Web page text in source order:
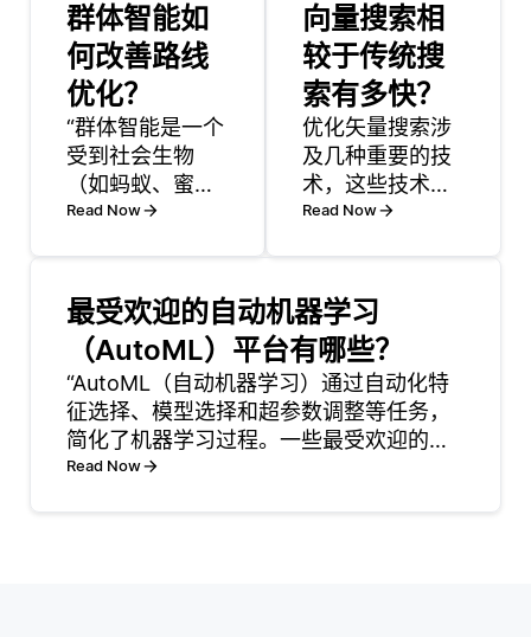
群体智能如
何改善路线
优化？
“群体智能是一个
受到社会生物
（如蚂蚁、蜜蜂
和鱼类）集体行
中个体代理之间
的互动和通讯来
改善路线优化。
群体智能并不依
赖单一算法来寻
找最佳路线，而
是使用多个代理
Read Now
向量搜索相
较于传统搜
索有多快？
优化矢量搜索涉
及几种重要的技
术，这些技术可
以提高检索语义
键方法是使用适
当的索引结构，
例如分层可导航
小世界 (HNSW)
算法，该算法有
助于有效地管理
Read Now
最受欢迎的自动机器学习
（AutoML）平台有哪些？
“AutoML（自动机器学习）通过自动化特
征选择、模型选择和超参数调整等任务，
简化了机器学习过程。一些最受欢迎的
AutoML平台包括Google Cloud
Read Now